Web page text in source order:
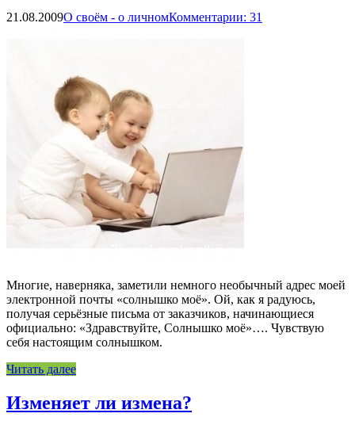
21.08.2009О своём - о личномКомментарии: 31
Многие, наверняка, заметили немного необычный адрес моей
электронной почты «солнышко моё». Ой, как я радуюсь,
получая серьёзные письма от заказчиков, начинающиеся
официально: «Здравствуйте, Солнышко моё»…. Чувствую
себя настоящим солнышком.
Читать далее
Изменяет ли измена?